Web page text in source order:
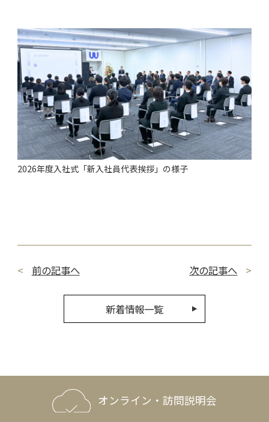
2026年度入社式「新入社員代表挨拶」の様子
前の記事へ 次の記事へ
新着情報一覧
オンライン・訪問説明会